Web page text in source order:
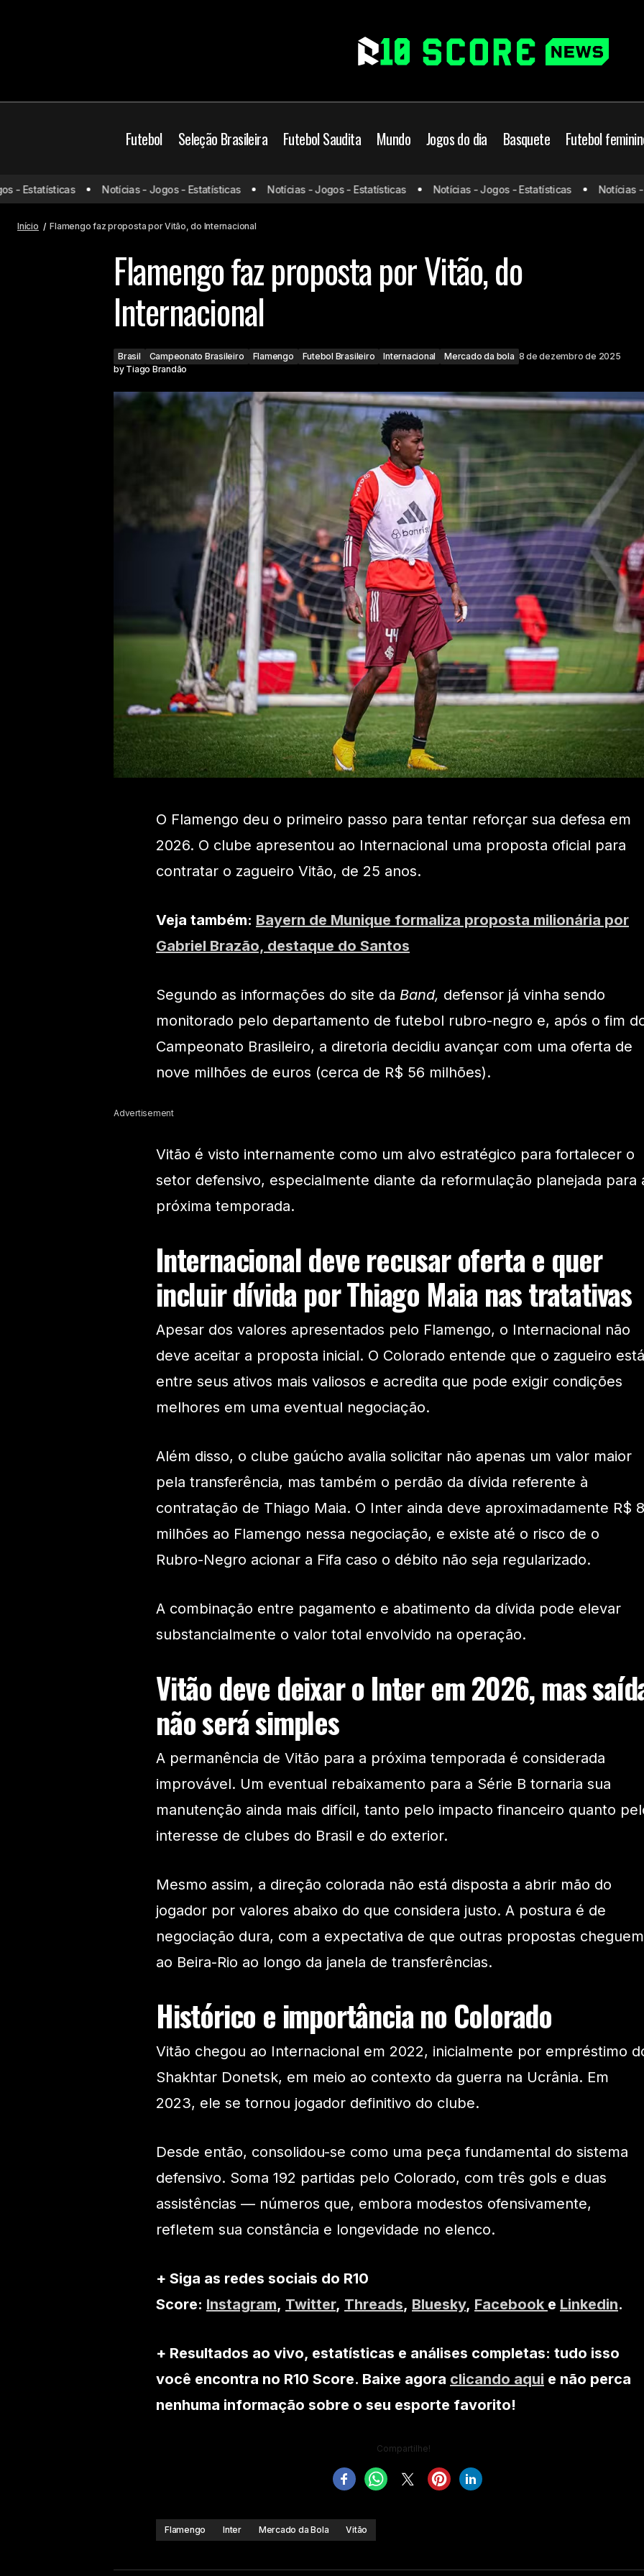
Futebol Seleção Brasileira Futebol Saudita Mundo Jogos do dia Basquete Futebol
Bayern de Munique formaliza proposta
milionária por Gabriel Brazão,
destaque do Santos
Brasil Campeonato Brasileiro Flamengo
Futebol Brasileiro
Internacional
Mercado da bola
Flamengo faz
Internacional
Estatísticas Notícias - Jogos - Estatísticas Notícias - Jogos - Estatísticas Notícias - Jogos - Estatísticas Notícias -
Início Flamengo faz proposta por Vitão, do Internacional
Flamengo faz proposta por Vitão, do
Internacional
Brasil Campeonato Brasileiro Flamengo Futebol Brasileiro Internacional Mercado da bola 8 de dezembro de 2025
by Tiago Brandão
O Flamengo deu o primeiro passo para tentar reforçar sua defesa em
2026. O clube apresentou ao Internacional uma proposta oficial para
contratar o zagueiro Vitão, de 25 anos.
Veja também: Bayern de Munique formaliza proposta milionária por
Gabriel Brazão, destaque do Santos
Segundo as informações do site da Band, defensor já vinha sendo
monitorado pelo departamento de futebol rubro-negro e, após o fim
Campeonato Brasileiro, a diretoria decidiu avançar com uma oferta de
nove milhões de euros (cerca de R$ 56 milhões).
Advertisement
Vitão é visto internamente como um alvo estratégico para fortalecer o
setor defensivo, especialmente diante da reformulação planejada para
próxima temporada.
Internacional deve recusar oferta e quer
incluir dívida por Thiago Maia nas tratativas
Apesar dos valores apresentados pelo Flamengo, o Internacional não
deve aceitar a proposta inicial. O Colorado entende que o zagueiro está
entre seus ativos mais valiosos e acredita que pode exigir condições
melhores em uma eventual negociação.
Além disso, o clube gaúcho avalia solicitar não apenas um valor maior
pela transferência, mas também o perdão da dívida referente à
contratação de Thiago Maia. O Inter ainda deve aproximadamente R$ 8
milhões ao Flamengo nessa negociação, e existe até o risco de o
Rubro-Negro acionar a Fifa caso o débito não seja regularizado.
A combinação entre pagamento e abatimento da dívida pode elevar
substancialmente o valor total envolvido na operação.
Vitão deve deixar o Inter em 2026, mas
não será simples
A permanência de Vitão para a próxima temporada é considerada
improvável. Um eventual rebaixamento para a Série B tornaria sua
manutenção ainda mais difícil, tanto pelo impacto financeiro quanto
interesse de clubes do Brasil e do exterior.
Mesmo assim, a direção colorada não está disposta a abrir mão do
jogador por valores abaixo do que considera justo. A postura é de
negociação dura, com a expectativa de que outras propostas cheguem
ao Beira-Rio ao longo da janela de transferências.
Histórico e importância no Colorado
Vitão chegou ao Internacional em 2022, inicialmente por empréstimo
Shakhtar Donetsk, em meio ao contexto da guerra na Ucrânia. Em
2023, ele se tornou jogador definitivo do clube.
Desde então, consolidou-se como uma peça fundamental do sistema
defensivo. Soma 192 partidas pelo Colorado, com três gols e duas
assistências — números que, embora modestos ofensivamente,
refletem sua constância e longevidade no elenco.
+ Siga as redes sociais do R10
Score: Instagram, Twitter, Threads, Bluesky, Facebook e Linkedin.
+ Resultados ao vivo, estatísticas e análises completas: tudo isso
você encontra no R10 Score. Baixe agora clicando aqui e não perca
nenhuma informação sobre o seu esporte favorito!
Compartilhe!
Flamengo Inter Mercado da Bola Vitão